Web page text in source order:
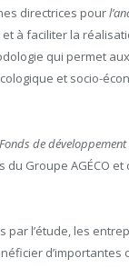
directrices pour
à faciliter la
qui permet
et socio-
Fonds de
Groupe AGÉCO et
l’étude, les
d’importantes